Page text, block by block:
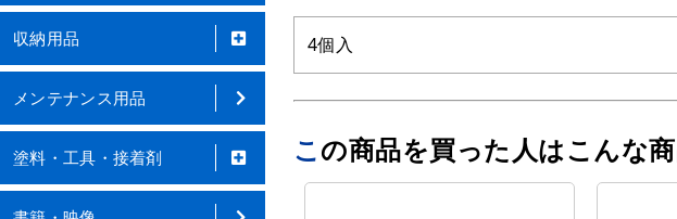
収納用品
メンテナンス用品
塗料・工具・接着剤
4個入
この商品を買った人はこんな